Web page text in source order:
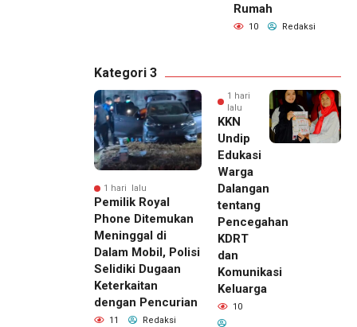
Rumah
10 Redaksi
Kategori 3
1 hari lalu
Pemilik Royal
Phone Ditemukan
Meninggal di
Dalam Mobil, Polisi
Selidiki Dugaan
Keterkaitan
dengan Pencurian
11 Redaksi
1 hari
lalu
KKN
Undip
Edukasi
Warga
Dalangan
tentang
Pencegahan
KDRT
dan
Komunikasi
Keluarga
10